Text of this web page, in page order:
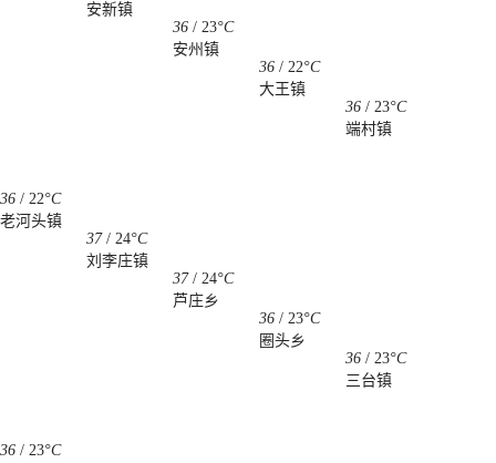
安新镇
36 / 23°C
安州镇
36 / 22°C
大王镇
36 / 23°C
端村镇
36 / 22°C
老河头镇
37 / 24°C
刘李庄镇
37 / 24°C
芦庄乡
36 / 23°C
圈头乡
36 / 23°C
三台镇
36 / 23°C